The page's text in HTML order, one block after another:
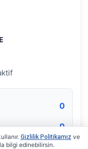
0
0
Gizlilik Politikamız ve
bilgi edinebilirsin.